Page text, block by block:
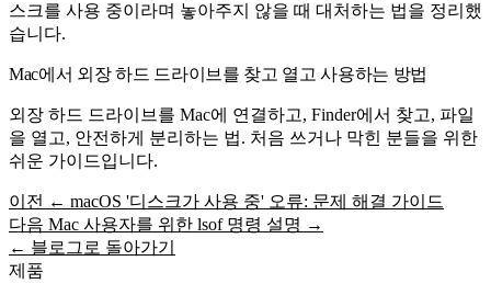
스크를 사용 중이라며 놓아주지 않을 때 대처하는 법을 정리했
습니다.
Mac에서 외장 하드 드라이브를 찾고 열고 사용하는 방법
외장 하드 드라이브를 Mac에 연결하고, Finder에서 찾고, 파일
을 열고, 안전하게 분리하는 법. 처음 쓰거나 막힌 분들을 위한
쉬운 가이드입니다.
이전 ← macOS '디스크가 사용 중' 오류: 문제 해결 가이드
다음 Mac 사용자를 위한 lsof 명령 설명 →
← 블로그로 돌아가기
제품